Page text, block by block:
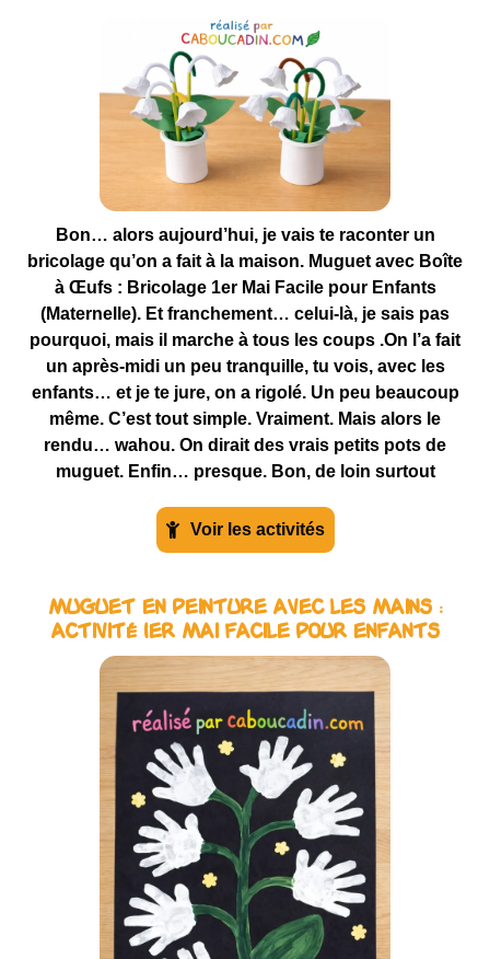
Bon… alors aujourd’hui, je vais te raconter un
bricolage qu’on a fait à la maison. Muguet avec Boîte
à Œufs : Bricolage 1er Mai Facile pour Enfants
(Maternelle). Et franchement… celui-là, je sais pas
pourquoi, mais il marche à tous les coups .On l’a fait
un après-midi un peu tranquille, tu vois, avec les
enfants… et je te jure, on a rigolé. Un peu beaucoup
même. C’est tout simple. Vraiment. Mais alors le
rendu… wahou. On dirait des vrais petits pots de
muguet. Enfin… presque. Bon, de loin surtout
Voir les activités
Muguet en Peinture avec les Mains :
Activité 1er Mai Facile pour Enfants